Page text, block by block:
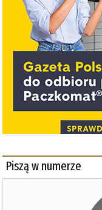
Piszą w numerze